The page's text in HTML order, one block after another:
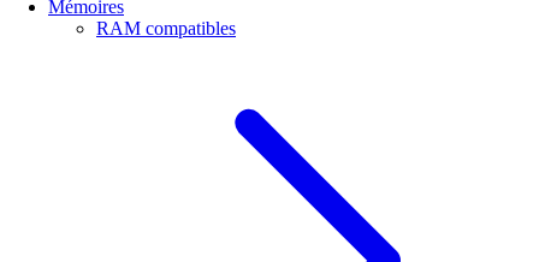
Mémoires
RAM compatibles